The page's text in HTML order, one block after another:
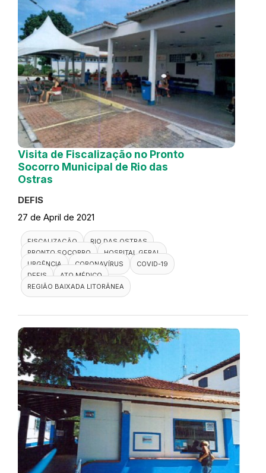
Visita de Fiscalização no Pronto
Socorro Municipal de Rio das
Ostras
DEFIS
27 de April de 2021
FISCALIZAÇÃO
RIO DAS OSTRAS
PRONTO SOCORRO
HOSPITAL GERAL
URGÊNCIA
CORONAVÍRUS
COVID-19
DEFIS
ATO MÉDICO
REGIÃO BAIXADA LITORÂNEA